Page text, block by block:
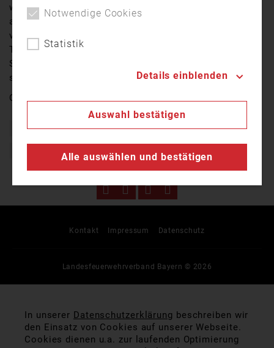
werden. Weitere Bewohner konnten das angrenzende,
aber stark beschädigte Wohnhaus rechtzeitig
verlassen. Die Brandursache ist noch unklar und nun
Teil der Ermittlungen der Kriminalpolizei Würzburg. Der
Sachschaden liegt ersten Schätzungen zufolge im
sechsstelligen Bereich.
Quelle:
Bayern Brand Einsatz Feuerwehr
Kontakt Impressum Datenschutz
Landesfeuerwehrverband Bayern © 2026
Notwendige Cookies
Statistik
Details einblenden
Auswahl bestätigen
Alle auswählen und bestätigen
In unserer Datenschutzerklärung beschreiben wir
den Einsatz von Cookies auf unserer Webseite.
Cookies dienen u.a. zur laufenden Optimierung